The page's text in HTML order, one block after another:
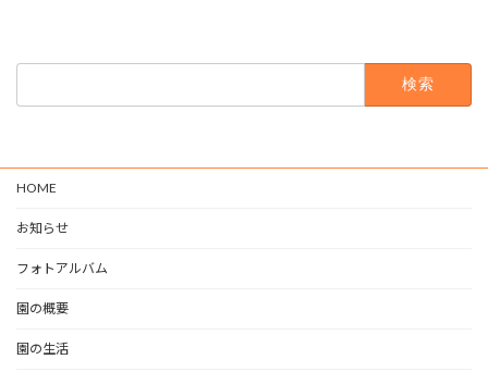
HOME
お知らせ
フォトアルバム
園の概要
園の生活